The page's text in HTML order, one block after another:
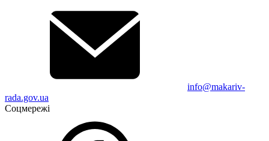
info@makariv-
rada.gov.ua
Соцмережі